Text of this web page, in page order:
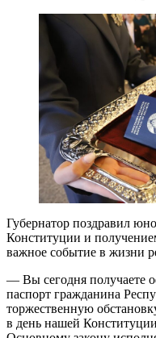
Губернатор поздравил
Конституции и
важное событие в жизни
— Вы сегодня получаете
паспорт гражданина
торжественную
в день нашей